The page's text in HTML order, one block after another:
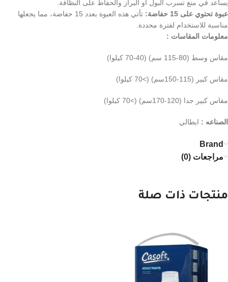
يساعد في منع تسرب البول أو البراز والحفاظ على النظافة.
عبوة تحتوي على 15 حفاضة:
تأتي هذه العبوة بعدد 15 حفاضة، مما يجعلها
مناسبة للاستخدام لفترة محددة.
معلومات المقاسات :
مقاس وسط (80-115 سم) (40-70 كيلوا)
مقاس كبير (115-150سم) (>70 كيلوا)
مقاس كبير جدا (120-170سم) (>70 كيلوا)
الصناعه : ايطالي
Brand
مراجعات (0)
منتجات ذات صلة